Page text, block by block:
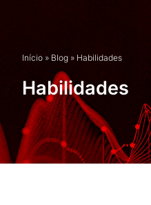
Início » Blog » Habilidades
Habilidades